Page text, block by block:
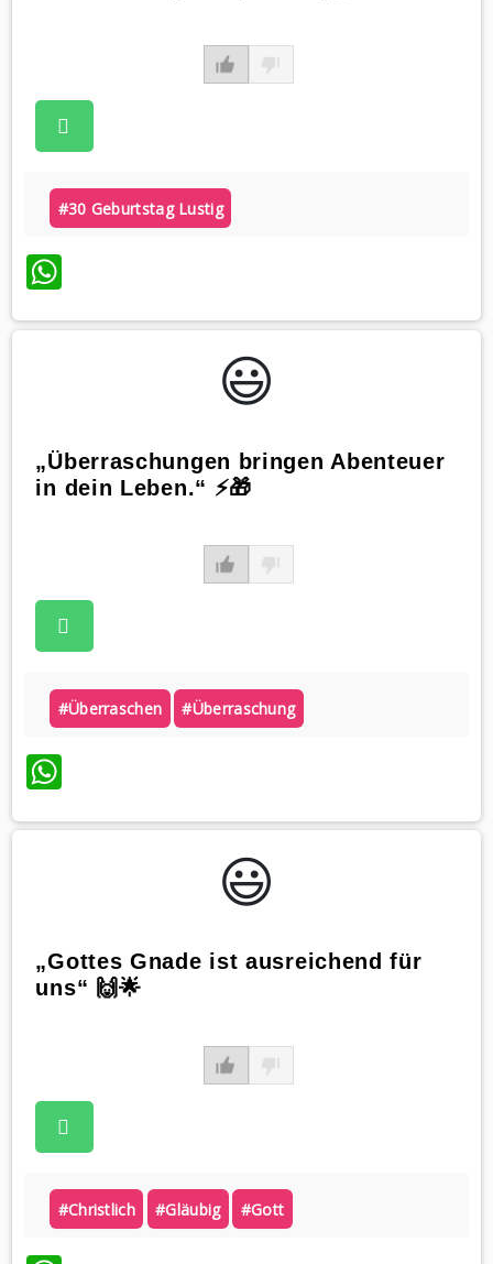
#30 Geburtstag Lustig
WhatsApp
😃️
„Überraschungen bringen Abenteuer
in dein Leben.“ ⚡🎁
#überraschen #überraschung
WhatsApp
😃️
„Gottes Gnade ist ausreichend für
uns“ 🙌🌟
#christlich #gläubig #gott